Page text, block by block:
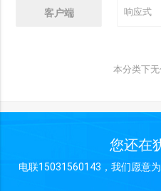
客户端
本分类下无
您还在
电联15031560143，我们愿意